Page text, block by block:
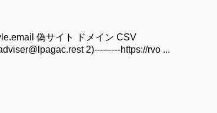
偽サイト ドメイン CSV
2)---------https://rvo ...